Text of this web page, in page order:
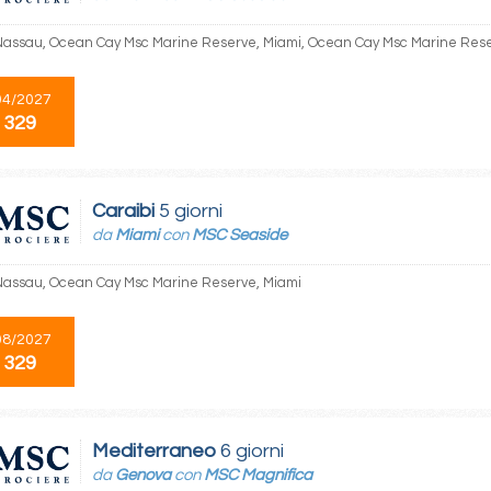
Ocean Cay Msc Marine Reserve, Miami, Ocean Cay Msc Marine
2027
Caraibi 5 giorni
da Miamicon MSC Seaside
Ocean Cay Msc Marine Reserve, Miami
2027
Mediterraneo 6 giorni
da Genovacon MSC Magnifica